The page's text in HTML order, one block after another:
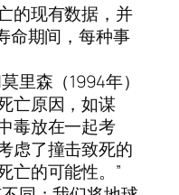
的现有数据，并
命期间，每种事
里森（1994年）
亡原因，如谋
毒放在一起考
虑了撞击致死的
亡的可能性。”